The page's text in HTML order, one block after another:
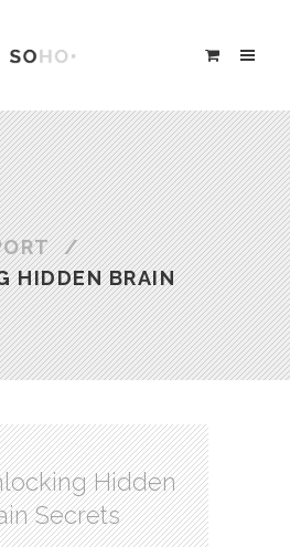
/
HIDDEN BRAIN
Hidden
Secrets